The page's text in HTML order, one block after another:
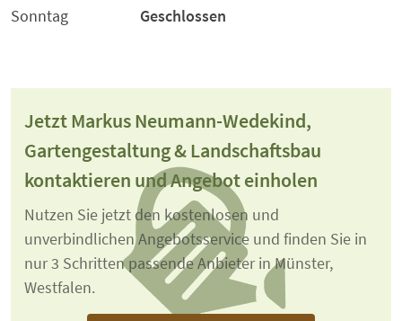
Sonntag
Geschlossen
Jetzt Markus Neumann-Wedekind,
Gartengestaltung & Landschaftsbau
kontaktieren und Angebot einholen
Nutzen Sie jetzt den kostenlosen und
unverbindlichen Angebotsservice und finden Sie in
nur 3 Schritten passende Anbieter in Münster,
Westfalen.